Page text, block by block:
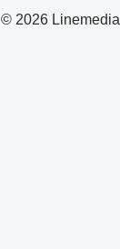
© 2026 Linemedia